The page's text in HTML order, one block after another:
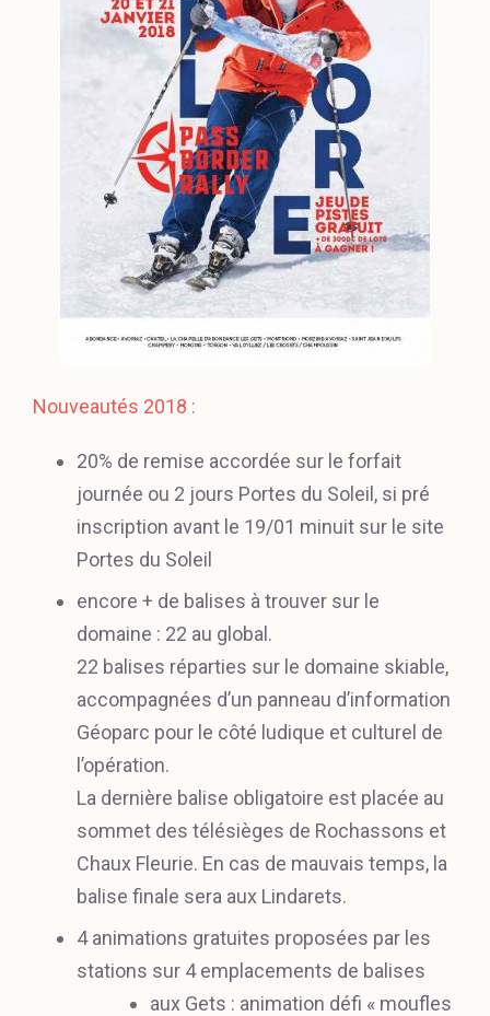
Nouveautés 2018 :
20% de remise accordée sur le forfait
journée ou 2 jours Portes du Soleil, si pré
inscription avant le 19/01 minuit sur le site
Portes du Soleil
encore + de balises à trouver sur le
domaine : 22 au global.
22 balises réparties sur le domaine skiable,
accompagnées d’un panneau d’information
Géoparc pour le côté ludique et culturel de
l’opération.
La dernière balise obligatoire est placée au
sommet des télésièges de Rochassons et
Chaux Fleurie. En cas de mauvais temps, la
balise finale sera aux Lindarets.
4 animations gratuites proposées par les
stations sur 4 emplacements de balises
aux Gets : animation défi « moufles